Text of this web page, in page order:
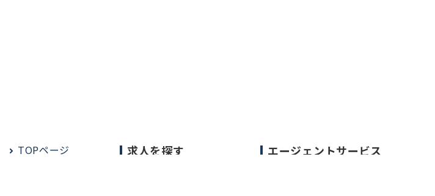
TOPページ 求人を探す エージェントサービス